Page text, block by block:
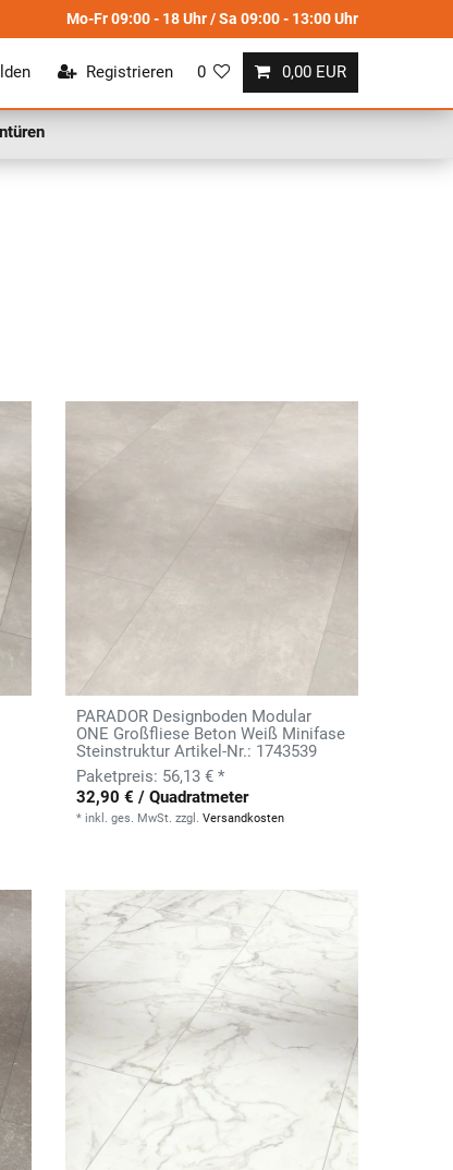
Mo-Fr 09:00 - 18 Uhr / Sa 09:00 - 13:00 Uhr
Registrieren 0 0,00 EUR
PARADOR Designboden Modular
ONE Großfliese Beton Weiß Minifase
Steinstruktur Artikel-Nr.: 1743539
56,13 € *
32,90 € / Quadratmeter
* inkl. ges. MwSt. zzgl.Versandkosten